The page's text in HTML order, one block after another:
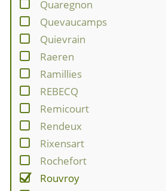
Quaregnon
Quevaucamps
Quievrain
Raeren
Ramillies
REBECQ
Remicourt
Rendeux
Rixensart
Rochefort
Rouvroy